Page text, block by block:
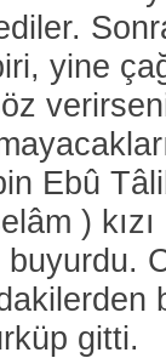
yine
Ebû
) kızı
gitti.